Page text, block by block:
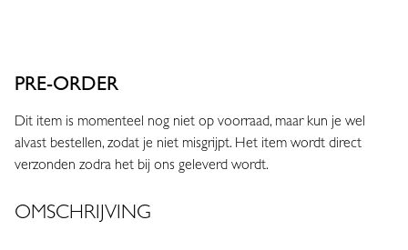
PRE-ORDER
Dit item is momenteel nog niet op voorraad, maar kun je wel
alvast bestellen, zodat je niet misgrijpt. Het item wordt direct
verzonden zodra het bij ons geleverd wordt.
OMSCHRIJVING